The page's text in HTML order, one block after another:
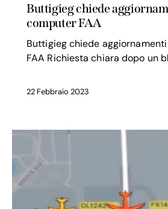
Buttigieg chiede
computer FAA
Buttigieg chiede
FAA Richiesta chiara dopo un
22 Febbraio 2023